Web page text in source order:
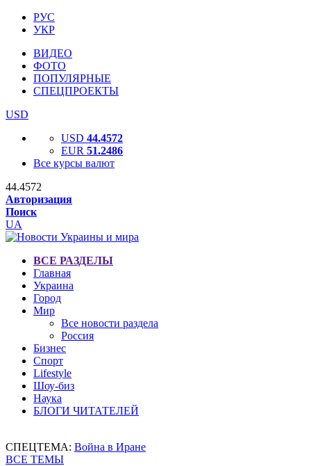
РУС
УКР
ВИДЕО
ФОТО
ПОПУЛЯРНЫЕ
СПЕЦПРОЕКТЫ
USD
USD 44.4572
EUR 51.2486
Все курсы валют
44.4572
Авторизация
Поиск
UA
ВСЕ РАЗДЕЛЫ
Главная
Украина
Город
Мир
Все новости раздела
Россия
Бизнес
Спорт
Lifestyle
Шоу-биз
Наука
БЛОГИ ЧИТАТЕЛЕЙ
СПЕЦТЕМА: Война в Иране
ВСЕ ТЕМЫ